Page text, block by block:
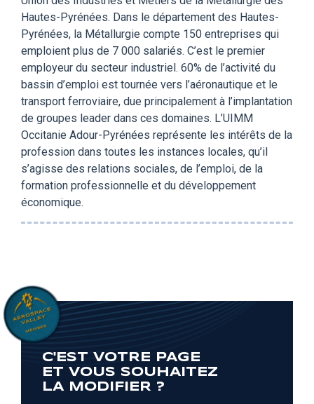
Hautes-Pyrénées. Dans le département des Hautes-
Pyrénées, la Métallurgie compte 150 entreprises qui
emploient plus de 7 000 salariés. C’est le premier
employeur du secteur industriel. 60% de l’activité du
bassin d’emploi est tournée vers l’aéronautique et le
transport ferroviaire, due principalement à l’implantation
de groupes leader dans ces domaines. L’UIMM
Occitanie Adour-Pyrénées représente les intérêts de la
profession dans toutes les instances locales, qu’il
s’agisse des relations sociales, de l’emploi, de la
formation professionnelle et du développement
économique.
C'EST VOTRE PAGE
ET VOUS SOUHAITEZ
LA MODIFIER ?